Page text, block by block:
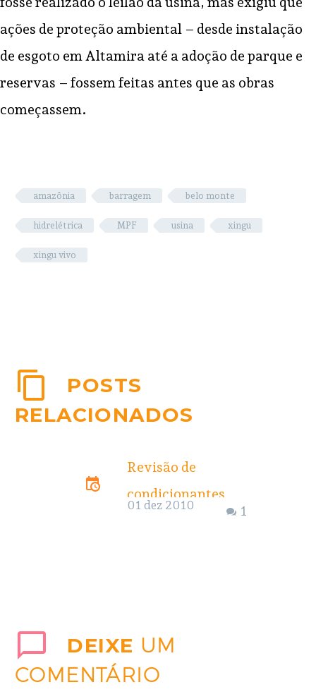
ações de proteção ambiental – desde instalação
de esgoto em Altamira até a adoção de parque e
reservas – fossem feitas antes que as obras
começassem.
amazônia barragem belo monte
hidrelétrica MPF usina xingu
xingu vivo
POSTS
RELACIONADOS
Revisão de
condicionantes
pelo Ibama é tão
que
condicionantes de
1
01 dez 2010
DEIXE UM
COMENTÁRIO